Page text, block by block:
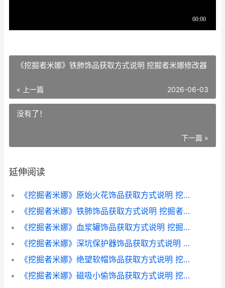
《挖掘者米娜》铁肺饰品获取方式说明 挖掘者米娜修改器
« 上一篇 2026-06-03
没有了！
下一篇 »
延伸阅读
《挖掘者米娜》原始火花饰品获取方式说明 挖掘者米娜攻略
《挖掘者米娜》铁肺饰品获取方式说明 挖掘者米娜修改器
《挖掘者米娜》血浆罐饰品获取方式说明 挖掘者米娜 梯子
《挖掘者米娜》深坑保护器饰品获取方式说明 挖掘者米娜骸骨海滩
《挖掘者米娜》绝望软帽饰品获取方式说明 挖掘者米娜攻略
《挖掘者米娜》磁吸小偷饰品获取方式说明 挖掘者米娜 流程